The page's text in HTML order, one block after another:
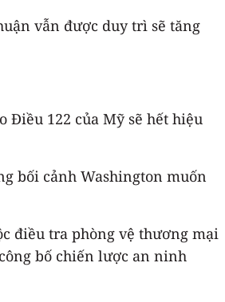
vẫn được duy trì sẽ tăng
Điều 122 của Mỹ sẽ hết hiệu
bối cảnh Washington muốn
điều tra phòng vệ thương mại
bố chiến lược an ninh